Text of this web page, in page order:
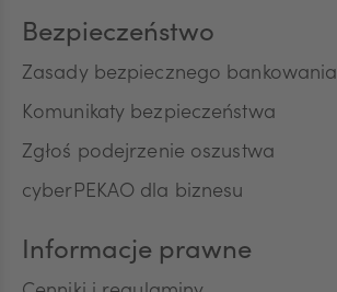
Bezpieczeństwo
Zasady bezpiecznego bankowania
Komunikaty bezpieczeństwa
Zgłoś podejrzenie oszustwa
cyberPEKAO dla biznesu
Informacje prawne